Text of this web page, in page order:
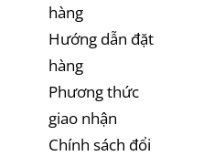
hàng
Hướng dẫn đặt
hàng
Phương thức
giao nhận
Chính sách đổi